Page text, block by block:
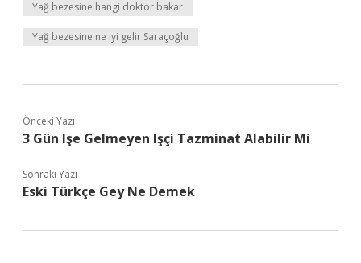
Yağ bezesine hangi doktor bakar
Yağ bezesine ne iyi gelir Saraçoğlu
Önceki Yazı
3 Gün Işe Gelmeyen Işçi Tazminat Alabilir Mi
Sonraki Yazı
Eski Türkçe Gey Ne Demek